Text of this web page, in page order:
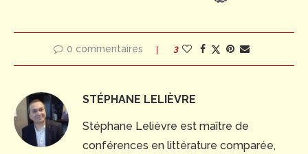
0 commentaires 3
STÉPHANE LELIÈVRE
Stéphane Lelièvre est maître de
conférences en littérature comparée,